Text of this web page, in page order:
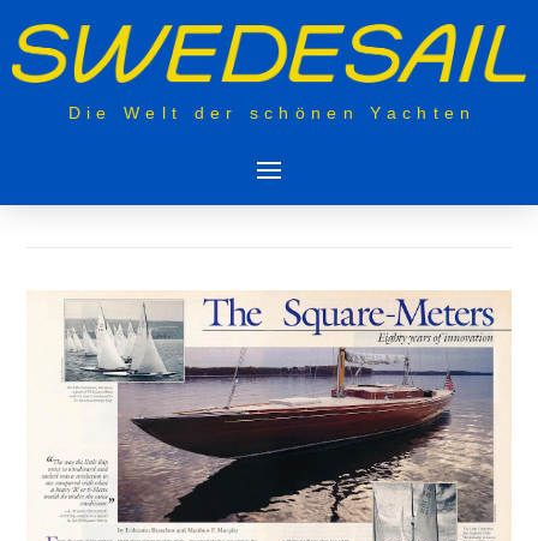
Die Welt der schönen Yachten